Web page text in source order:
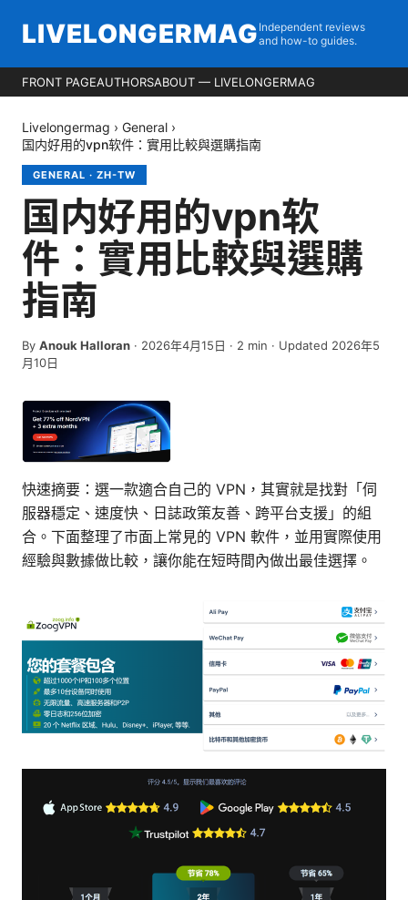
LIVELONGERMAG Independent reviews
and how-to guides.
FRONT PAGEAUTHORSABOUT — LIVELONGERMAG
Livelongermag › General ›
国内好用的vpn软件：實用比較與選購指南
GENERAL · ZH-TW
国内好用的vpn软
件：實用比較與選購
指南
By Anouk Halloran · 2026年4月15日 · 2 min · Updated 2026年5
月10日
快速摘要：選一款適合自己的 VPN，其實就是找對「伺
服器穩定、速度快、日誌政策友善、跨平台支援」的組
合。下面整理了市面上常見的 VPN 軟件，並用實際使用
經驗與數據做比較，讓你能在短時間內做出最佳選擇。